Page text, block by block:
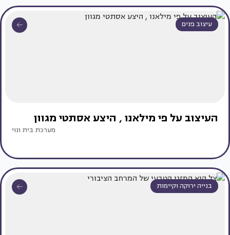
עיצוב פנים
העיצוב על פי מילאנו , היצע אסתטי מגוון
מערכת בית ונוי
בנייה ירוקה וקיימות